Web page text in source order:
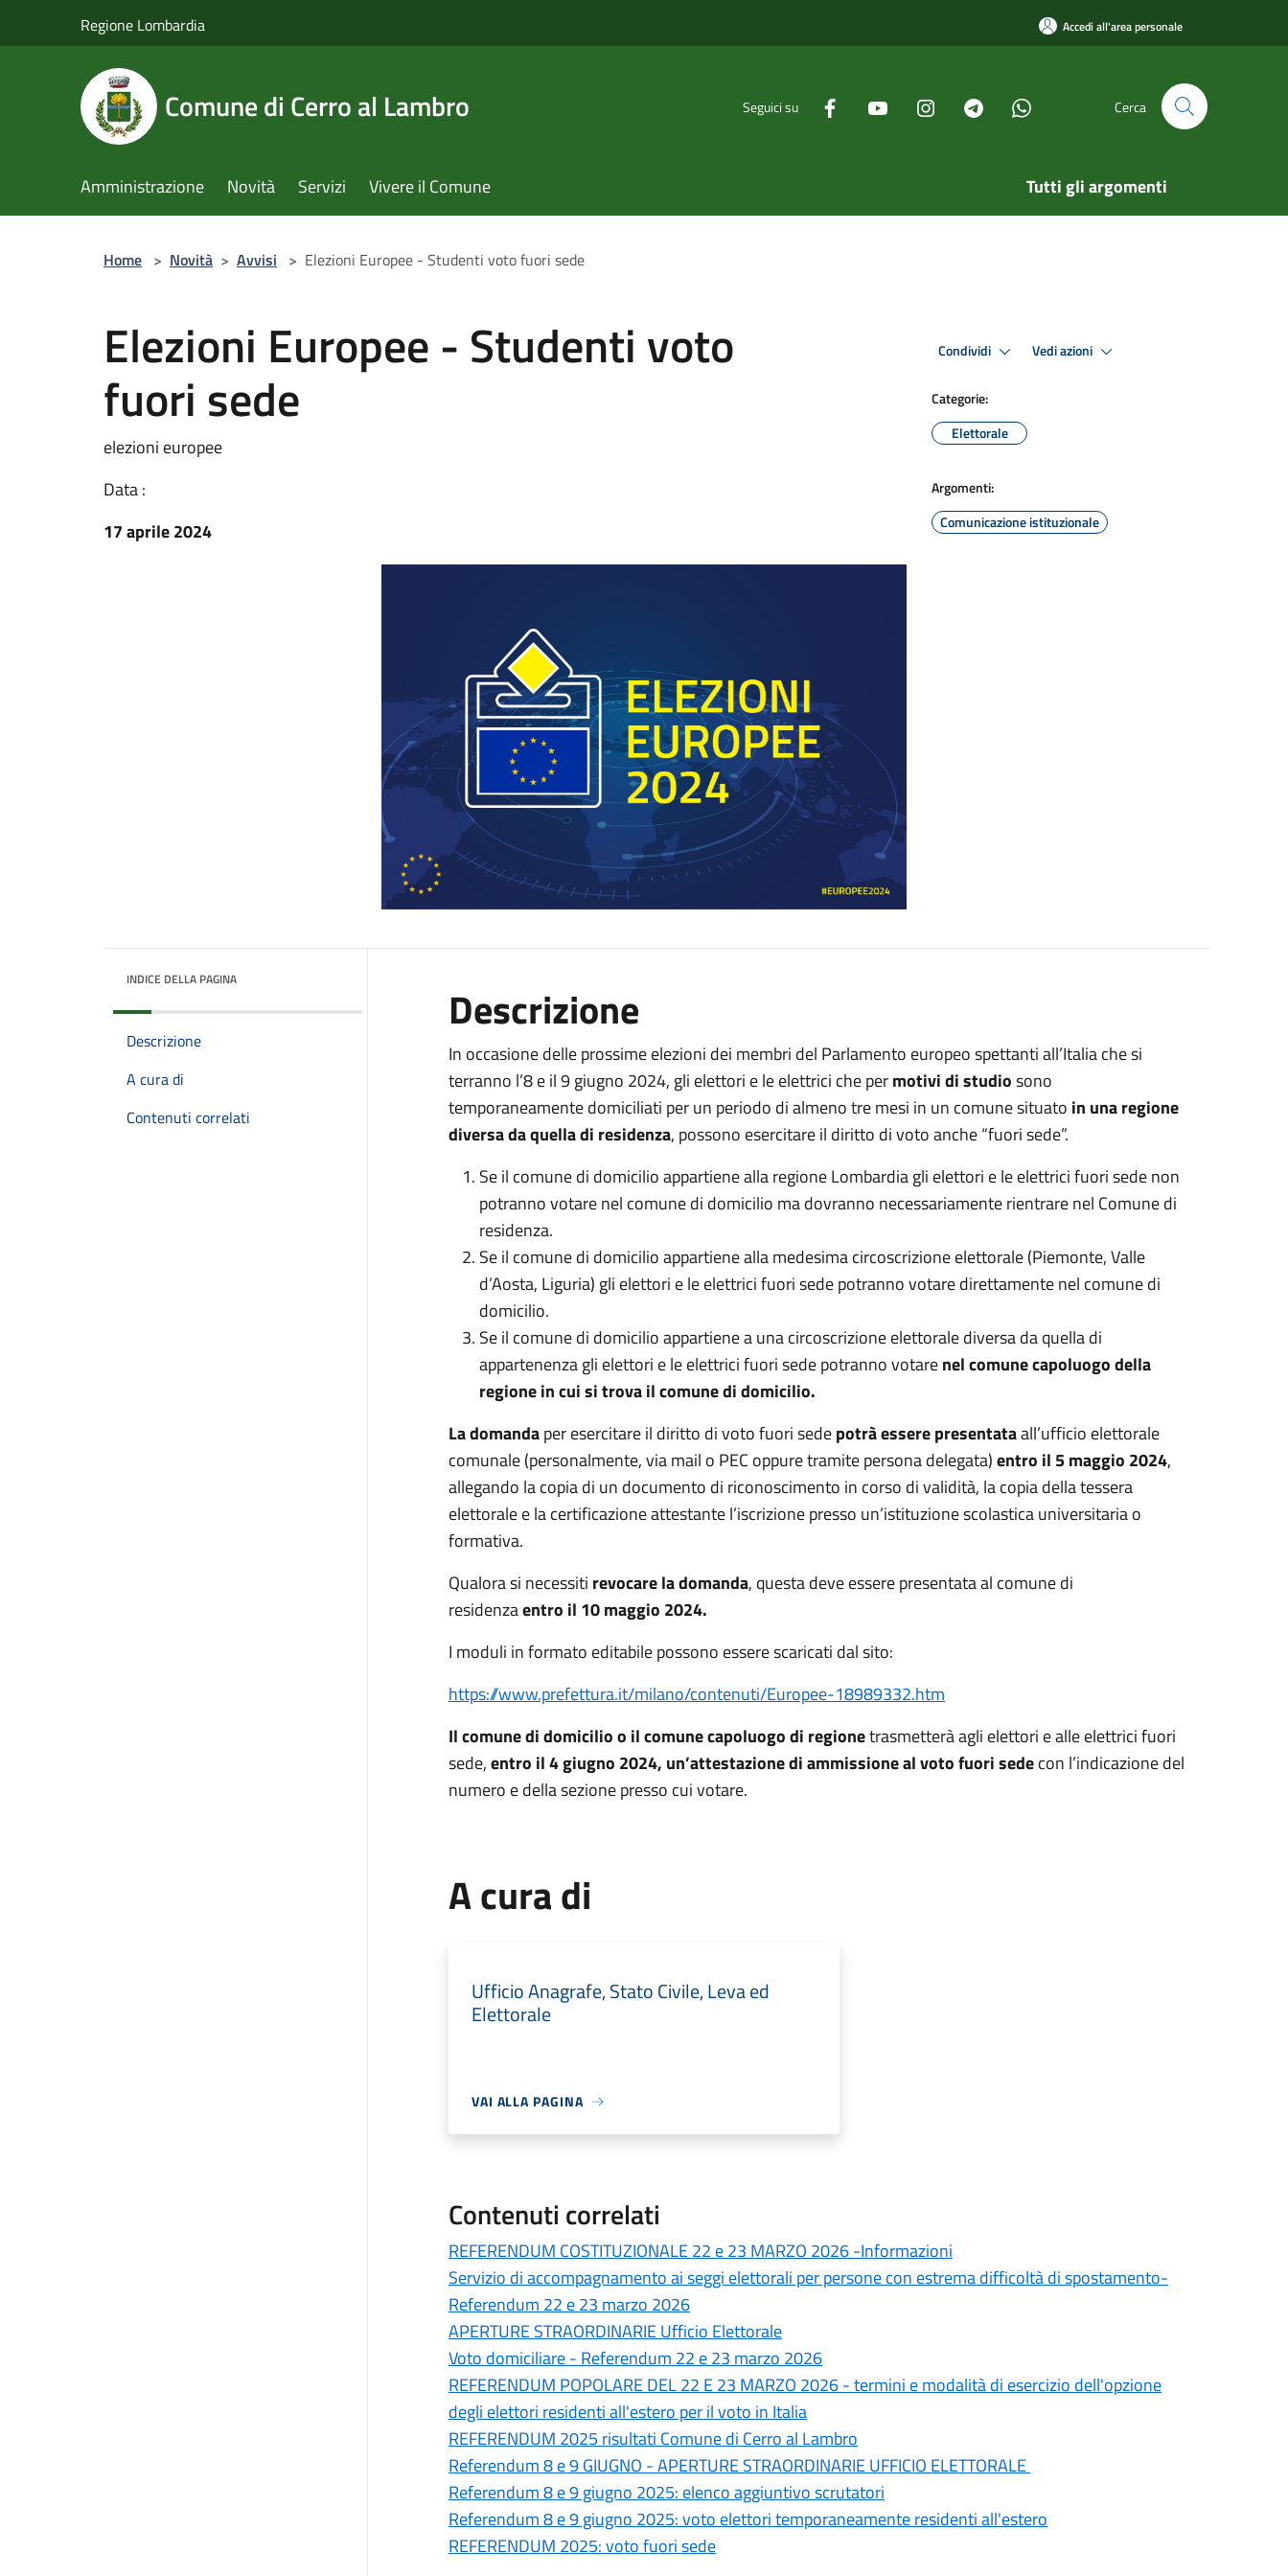
Regione Lombardia Accedi all'area personale
Comune di Cerro al Lambro Seguici su Cerca
Amministrazione Novità Servizi Vivere il Comune Tutti gli argomenti
Home > Novità > Avvisi > Elezioni Europee - Studenti voto fuori sede
Elezioni Europee - Studenti voto
fuori sede
elezioni europee
Data :
17 aprile 2024
Condividi Vedi azioni
Categorie:
Elettorale
Argomenti:
Comunicazione istituzionale
INDICE DELLA PAGINA
Descrizione
A cura di
Contenuti correlati
Descrizione
In occasione delle prossime elezioni dei membri del Parlamento europeo spettanti all’Italia che si
terranno l’8 e il 9 giugno 2024, gli elettori e le elettrici che permotivi di studiosono
temporaneamente domiciliati per un periodo di almeno tre mesi in un comune situato in una regione
diversa da quella di residenza, possono esercitare il diritto di voto anche “fuori sede”.
Se il comune di domicilio appartiene alla regione Lombardia gli elettori e le elettrici fuori sede non
potranno votare nel comune di domicilio ma dovranno necessariamente rientrare nel Comune di
residenza.
Se il comune di domicilio appartiene alla medesima circoscrizione elettorale (Piemonte, Valle
d’Aosta, Liguria) gli elettori e le elettrici fuori sede potranno votare direttamente nel comune di
domicilio.
Se il comune di domicilio appartiene a una circoscrizione elettorale diversa da quella di
appartenenza gli elettori e le elettrici fuori sede potranno votarenel comune capoluogo della
regione in cui si trova il comune di domicilio.
La domandaper esercitare il diritto di voto fuori sedepotrà essere presentataall’ufficio elettorale
comunale (personalmente, via mail o PEC oppure tramite persona delegata)entro il 5 maggio 2024,
allegando la copia di un documento di riconoscimento in corso di validità, la copia della tessera
elettorale e la certificazione attestante l’iscrizione presso un’istituzione scolastica universitaria o
formativa.
Qualora si necessiti revocare la domanda, questa deve essere presentata al comune di
residenzaentro il 10 maggio 2024.
I moduli in formato editabile possono essere scaricati dal sito:
https://www.prefettura.it/milano/contenuti/Europee-18989332.htm
Il comune di domicilio o il comune capoluogo di regionetrasmetterà agli elettori e alle elettrici fuori
sede,entro il 4 giugno 2024, un’attestazione di ammissione al voto fuori sedecon l’indicazione del
numero e della sezione presso cui votare.
A cura di
Ufficio Anagrafe, Stato Civile, Leva ed
Elettorale
VAI ALLA PAGINA
Contenuti correlati
REFERENDUM COSTITUZIONALE 22 e 23 MARZO 2026 -Informazioni
Servizio di accompagnamento ai seggi elettorali per persone con estrema difficoltà di spostamento-
Referendum 22 e 23 marzo 2026
APERTURE STRAORDINARIE Ufficio Elettorale
Voto domiciliare - Referendum 22 e 23 marzo 2026
REFERENDUM POPOLARE DEL 22 E 23 MARZO 2026 - termini e modalità di esercizio dell'opzione
degli elettori residenti all'estero per il voto in Italia
REFERENDUM 2025 risultati Comune di Cerro al Lambro
Referendum 8 e 9 GIUGNO - APERTURE STRAORDINARIE UFFICIO ELETTORALE
Referendum 8 e 9 giugno 2025: elenco aggiuntivo scrutatori
Referendum 8 e 9 giugno 2025: voto elettori temporaneamente residenti all'estero
REFERENDUM 2025: voto fuori sede